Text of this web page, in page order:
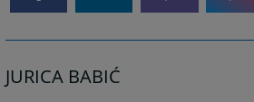
JURICA BABIĆ